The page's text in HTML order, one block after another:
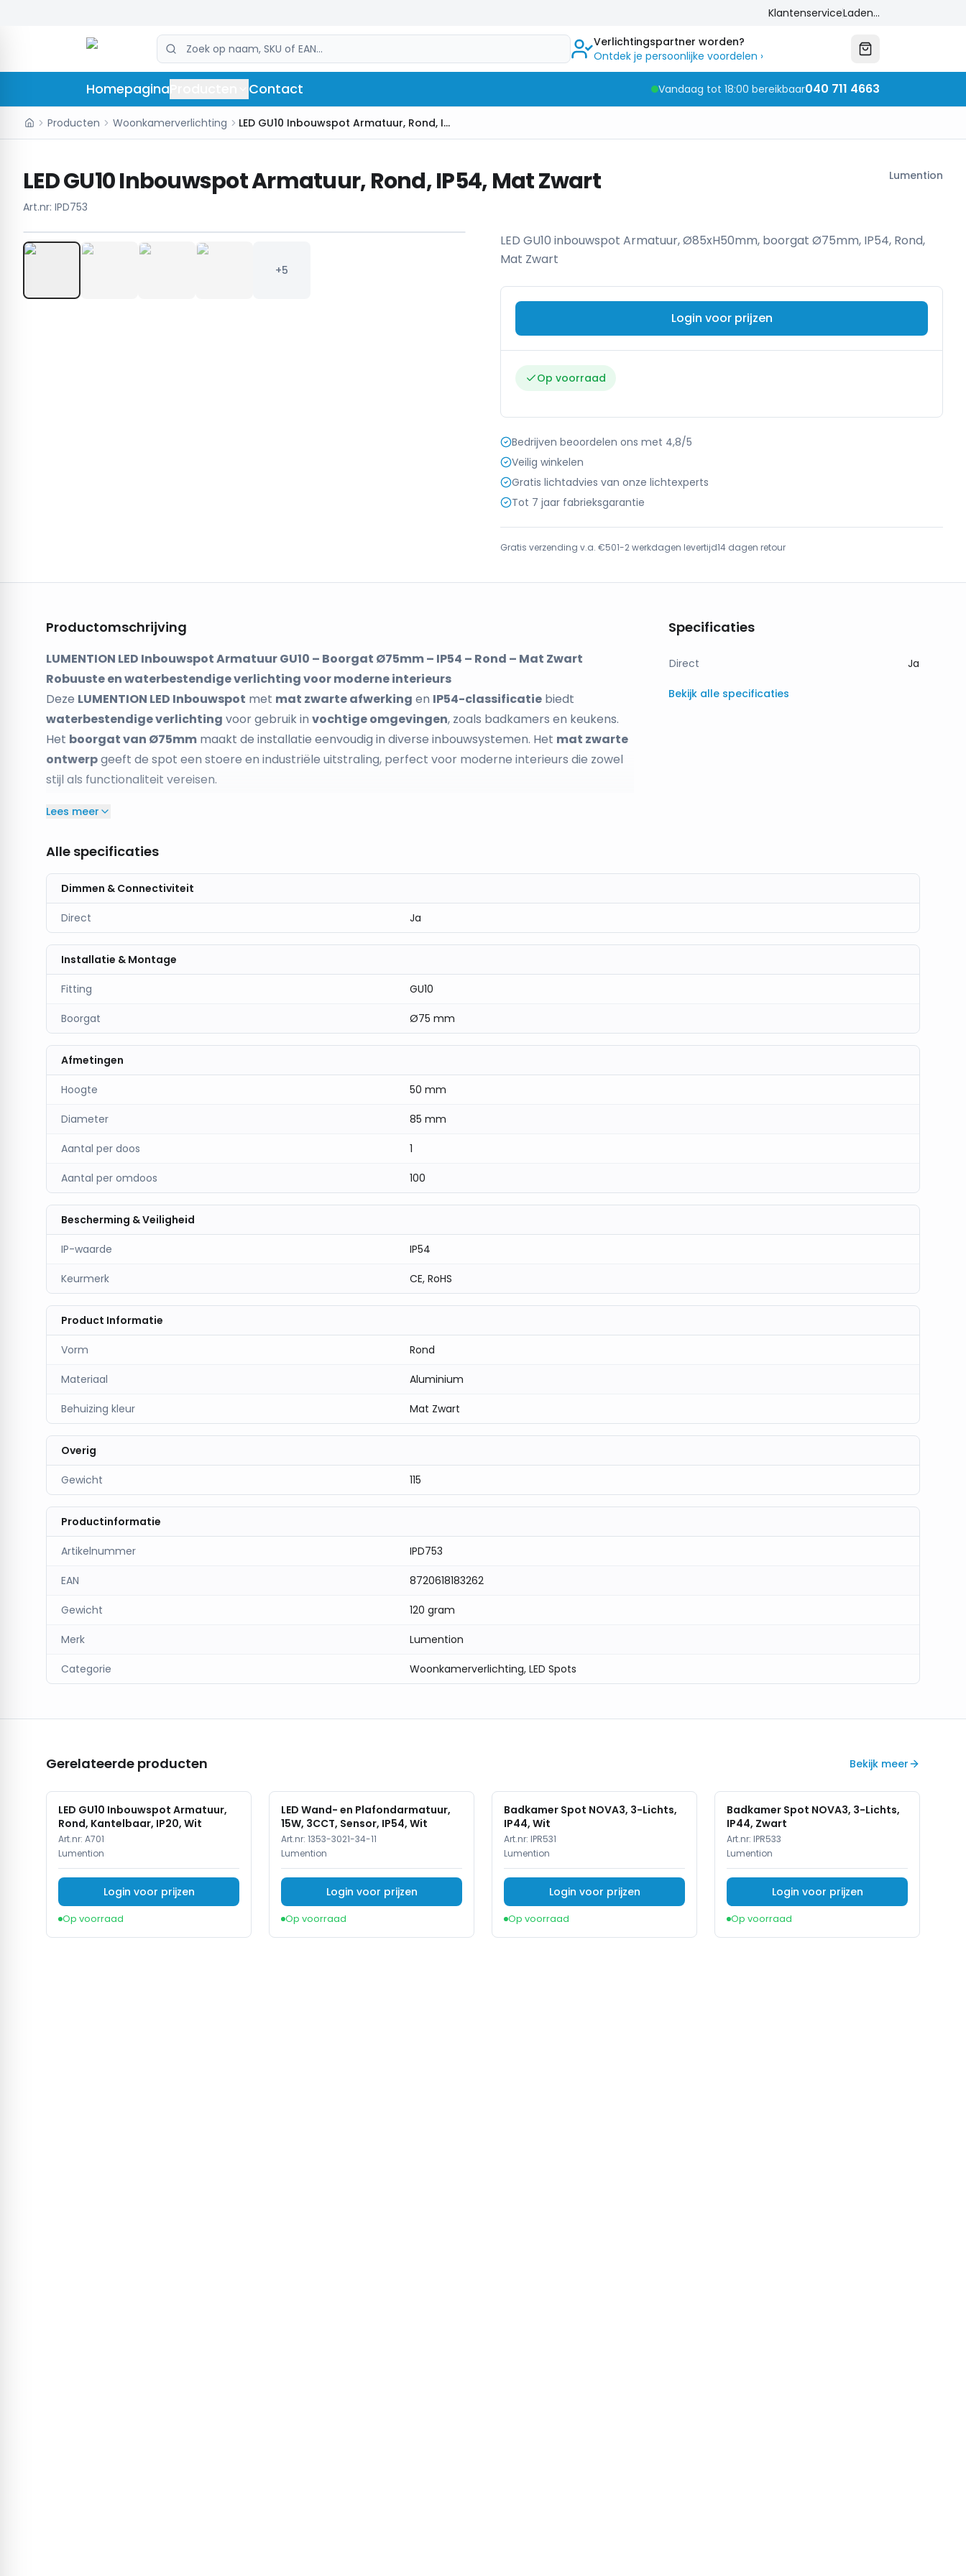
KlantenserviceLaden...
Verlichtingspartner worden?
Ontdek je persoonlijke voordelen ›
Homepagina Contact Vandaag tot 18:00 bereikbaar040 711 4663
Producten Woonkamerverlichting LED GU10 Inbouwspot Armatuur, Rond, IP54, Mat Zwart
LED GU10 Inbouwspot Armatuur, Rond, IP54, Mat Zwart Lumention
Art.nr: IPD753
+5
LED GU10 inbouwspot Armatuur, Ø85xH50mm, boorgat Ø75mm, IP54, Rond,
Mat Zwart
Login voor prijzen
Op voorraad
Bedrijven beoordelen ons met 4,8/5
Veilig winkelen
Gratis lichtadvies van onze lichtexperts
Tot 7 jaar fabrieksgarantie
Gratis verzending v.a. €501-2 werkdagen levertijd14 dagen retour
Productomschrijving
LUMENTION LED Inbouwspot Armatuur GU10 – Boorgat Ø75mm – IP54 – Rond – Mat Zwart
Robuuste en waterbestendige verlichting voor moderne interieurs
Deze LUMENTION LED Inbouwspot met mat zwarte afwerking en IP54-classificatie biedt
waterbestendige verlichting voor gebruik in vochtige omgevingen, zoals badkamers en keukens.
Het boorgat van Ø75mm maakt de installatie eenvoudig in diverse inbouwsystemen. Het mat zwarte
ontwerpgeeft de spot een stoere en industriële uitstraling, perfect voor moderne interieurs die zowel
stijl als functionaliteit vereisen.
Boorgat:
IP54:Geschikt voor gebruik in vochtige omgevingen
Compatibiliteit:
Geschikt voor
Toepassingen:Geschikt voor keukens, badkamers, en andere vochtige omgevingen
Bestel nu
stoere en waterbestendige verlichtingtoe aan je interieur met deze
zwarte inbouwspot!
Lees meer
Specificaties
Direct Ja
Bekijk alle specificaties
Alle specificaties
Dimmen & Connectiviteit
Direct Ja
Installatie & Montage
Fitting GU10
Boorgat Ø75 mm
Afmetingen
Hoogte 50 mm
Diameter 85 mm
Aantal per doos 1
Aantal per omdoos 100
Bescherming & Veiligheid
IP-waarde IP54
Keurmerk CE, RoHS
Product Informatie
Vorm Rond
Materiaal Aluminium
Behuizing kleur Mat Zwart
Overig
Gewicht 115
Productinformatie
Artikelnummer IPD753
EAN 8720618183262
Gewicht 120 gram
Merk Lumention
Categorie Woonkamerverlichting, LED Spots
Gerelateerde producten Bekijk meer
LED GU10 Inbouwspot Armatuur,
Rond, Kantelbaar, IP20, Wit
Art.nr: A701
Lumention
Login voor prijzen
Op voorraad
LED Wand- en Plafondarmatuur,
15W, 3CCT, Sensor, IP54, Wit
Art.nr: 1353-3021-34-11
Lumention
Login voor prijzen
Op voorraad
Badkamer Spot NOVA3, 3-Lichts,
IP44, Wit
Art.nr: IPR531
Lumention
Login voor prijzen
Op voorraad
Badkamer Spot NOVA3, 3-Lichts,
IP44, Zwart
Art.nr: IPR533
Lumention
Login voor prijzen
Op voorraad